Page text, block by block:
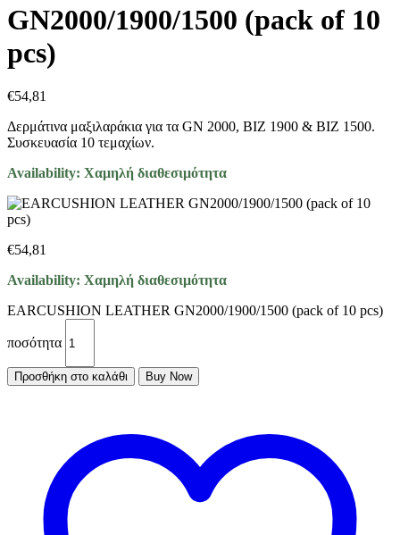
GN2000/1900/1500 (pack of 10
pcs)
€54,81
Δερμάτινα μαξιλαράκια για τα GN 2000, BIZ 1900 & BIZ 1500.
Συσκευασία 10 τεμαχίων.
Availability: Χαμηλή διαθεσιμότητα
€54,81
Availability: Χαμηλή διαθεσιμότητα
EARCUSHION LEATHER GN2000/1900/1500 (pack of 10 pcs)
ποσότητα
Προσθήκη στο καλάθι Buy Now